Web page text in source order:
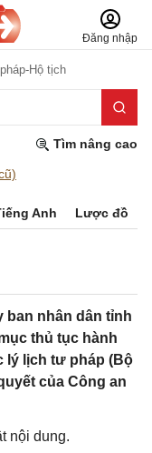
Đăng nhập
Hộ tịch
Tìm nâng cao
Anh Lược đồ
ban nhân dân tỉnh
thủ tục hành
lý lịch tư pháp (Bộ
của Công an
nội dung.